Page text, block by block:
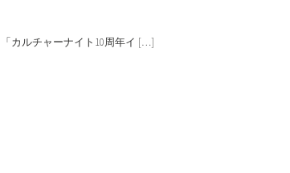
カルチャーナイト10周年イ […]